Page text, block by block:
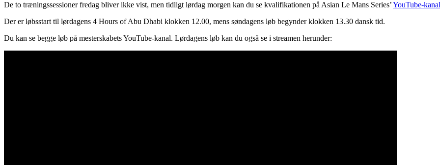
De to træningssessioner fredag bliver ikke vist, men tidligt lørdag morgen kan du se kvalifikationen på Asian Le Mans Series’YouTube-kanal
Der er løbsstart til lørdagens 4 Hours of Abu Dhabi klokken 12.00, mens søndagens løb begynder klokken 13.30 dansk tid.
Du kan se begge løb på mesterskabets YouTube-kanal. Lørdagens løb kan du også se i streamen herunder: